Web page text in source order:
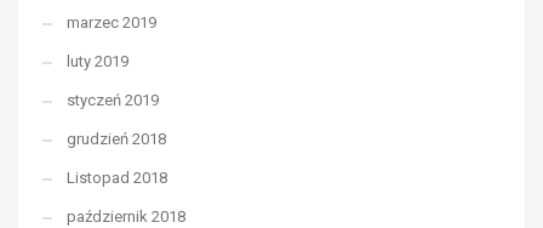
marzec 2019
luty 2019
styczeń 2019
grudzień 2018
Listopad 2018
październik 2018